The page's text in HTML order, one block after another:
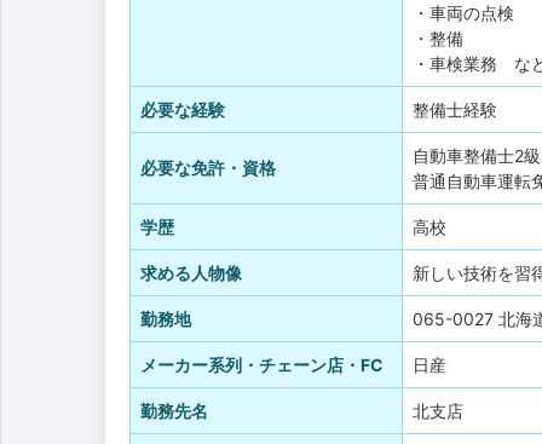
・車両の点検
・整備
・車検業務 な
必要な経験 整備士経験
必要な免許・資格
自動車整備士2級
普通自動車運転
学歴 高校
求める人物像 新しい技術を習
勤務地 065-0027 北海
メーカー系列・チェーン店・FC 日産
勤務先名 北支店